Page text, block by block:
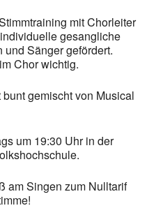
mit Chorleiter
gesangliche
Sänger gefördert.
Chor wichtig.
gemischt von Musical
um 19:30 Uhr in der
am Singen zum Nulltarif